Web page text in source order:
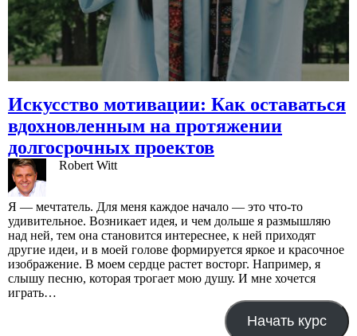
Искусство мотивации: Как оставаться
вдохновленным на протяжении
долгосрочных проектов
Robert Witt
Я — мечтатель. Для меня каждое начало — это что-то
удивительное. Возникает идея, и чем дольше я размышляю
над ней, тем она становится интереснее, к ней приходят
другие идеи, и в моей голове формируется яркое и красочное
изображение. В моем сердце растет восторг. Например, я
слышу песню, которая трогает мою душу. И мне хочется
играть…
Начать курс